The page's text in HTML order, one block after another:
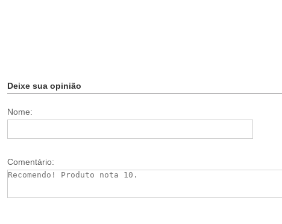
Deixe sua opinião
Nome:
Comentário: